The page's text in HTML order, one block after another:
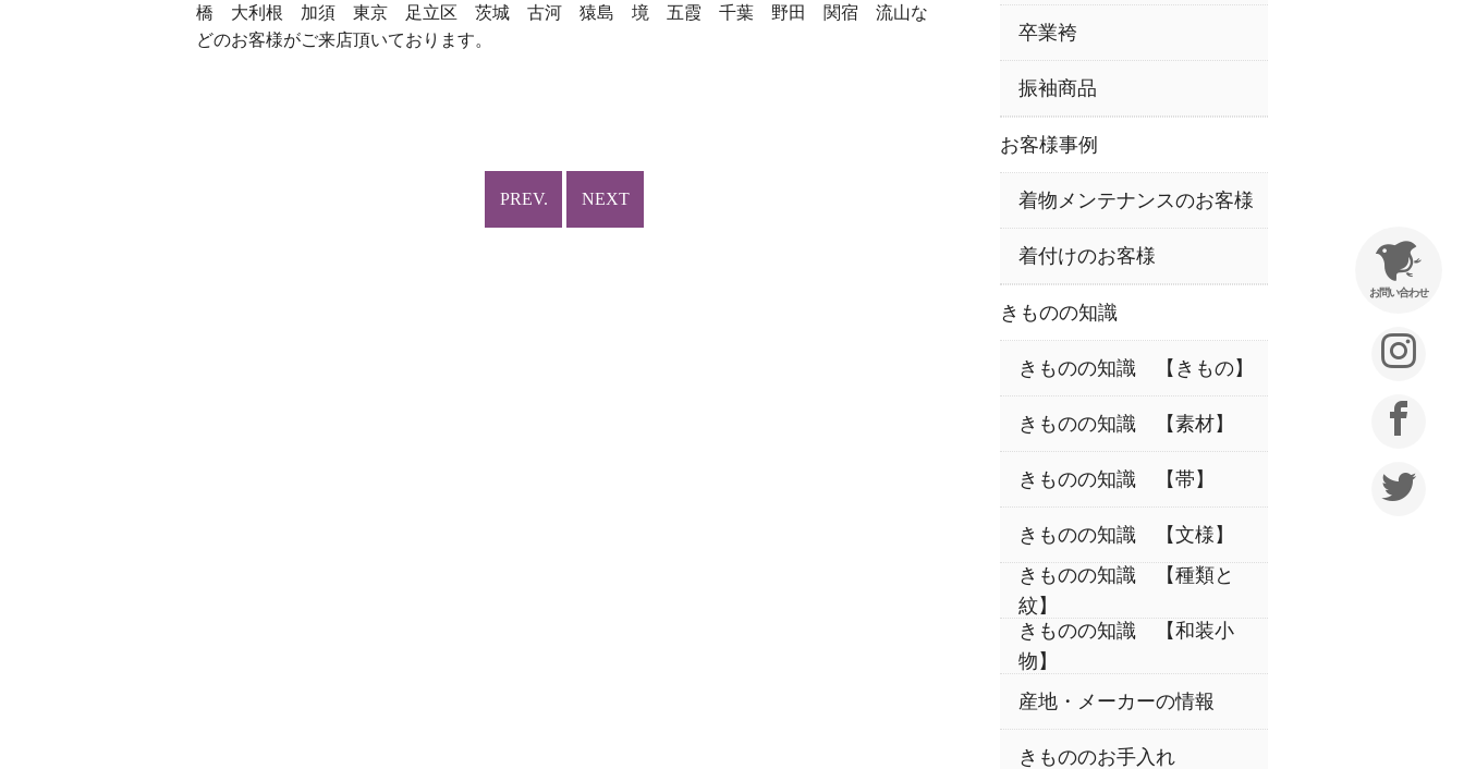
橋 大利根 加須 東京 足立区 茨城 古河 猿島 境 五霞 千葉 野田 関宿 流山な
どのお客様がご来店頂いております。
PREV. NEXT
卒業袴
振袖商品
お客様事例
着物メンテナンスのお客様
着付けのお客様
きものの知識
きものの知識 【きもの】
きものの知識 【素材】
きものの知識 【帯】
きものの知識 【文様】
きものの知識 【種類と
紋】
きものの知識 【和装小
物】
産地・メーカーの情報
きもののお手入れ
お問い合わせ